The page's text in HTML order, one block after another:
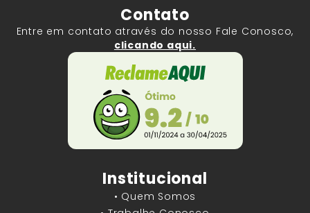
Contato
Entre em contato através do nosso Fale Conosco,
clicando aqui.
Institucional
• Quem Somos